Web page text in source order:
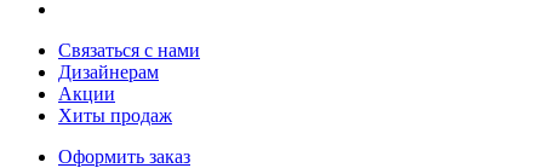
Связаться с нами
Дизайнерам
Акции
Хиты продаж
Оформить заказ